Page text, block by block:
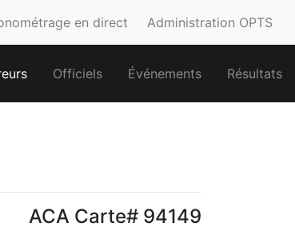
en direct Administration OPTS
Officiels Événements Résultats
ACA Carte# 94149